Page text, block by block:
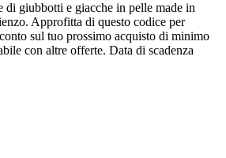
di giubbotti e giacche in pelle made in
Approfitta di questo codice per
sul tuo prossimo acquisto di minimo
con altre offerte. Data di scadenza